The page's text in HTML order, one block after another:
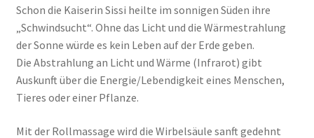
Schon die Kaiserin Sissi heilte im sonnigen Süden ihre
„Schwindsucht“. Ohne das Licht und die Wärmestrahlung
der Sonne würde es kein Leben auf der Erde geben.
Die Abstrahlung an Licht und Wärme (Infrarot) gibt
Auskunft über die Energie/Lebendigkeit eines Menschen,
Tieres oder einer Pflanze.
Mit der Rollmassage wird die Wirbelsäule sanft gedehnt